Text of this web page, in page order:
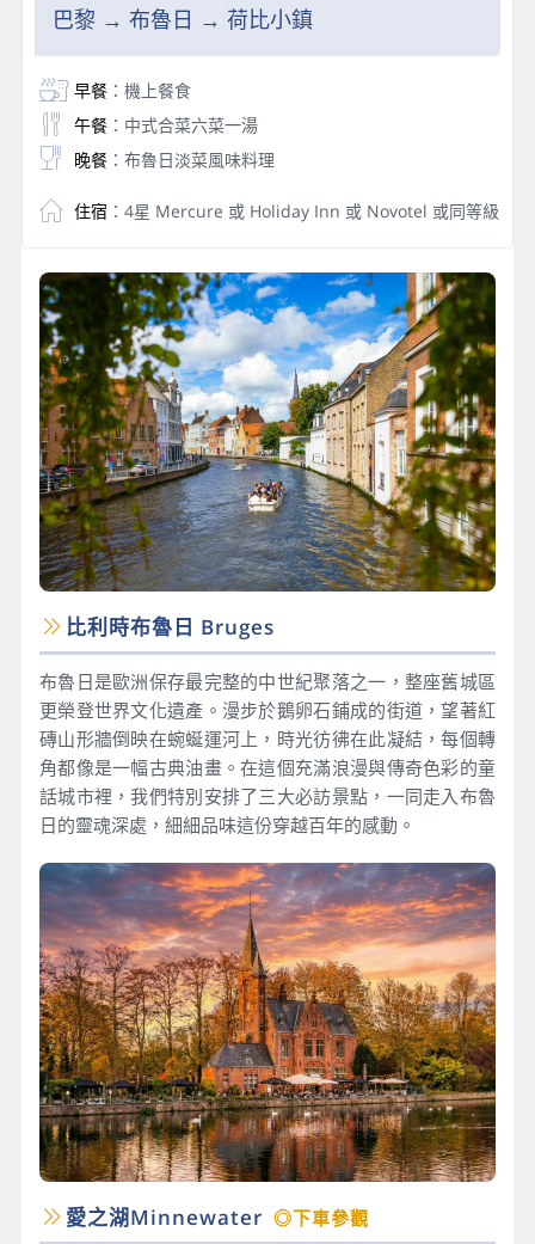
巴黎 → 布魯日 → 荷比小鎮
早餐：機上餐食
午餐：中式合菜六菜一湯
晚餐：布魯日淡菜風味料理
住宿 ：4星 Mercure 或 Holiday Inn 或 Novotel 或同等級
比利時布魯日 Bruges
布魯日是歐洲保存最完整的中世紀聚落之一，整座舊城區
更榮登世界文化遺產。漫步於鵝卵石鋪成的街道，望著紅
磚山形牆倒映在蜿蜒運河上，時光彷彿在此凝結，每個轉
角都像是一幅古典油畫。在這個充滿浪漫與傳奇色彩的童
話城市裡，我們特別安排了三大必訪景點，一同走入布魯
日的靈魂深處，細細品味這份穿越百年的感動。
愛之湖Minnewater ◎下車參觀